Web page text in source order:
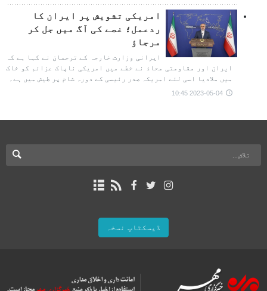
امریکی تشویش پر ایران کا
ردعمل؛ غصے کی آگ میں جل کر
مرجاؤ
ایرانی وزارت خارجہ کے ترجمان نے کہا ہے کہ
ایران اور مقاومتی محاذ نے خطے میں امریکی ناپاک عزائم کو خاک
میں ملادیا اسی لئے امریکہ صدر رئیسی کے دورہ شام پر طیش میں ہے۔
2023-05-04 10:45
ڈیسکٹاپ نسخہ